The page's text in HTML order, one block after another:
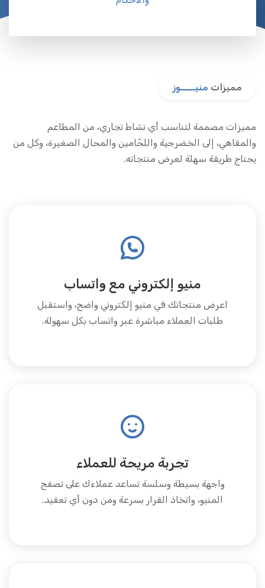
مميزات منيـــــوز
مميزات مصممة لتناسب أي نشاط تجاري، من المطاعم
والمقاهي، إلى الخضرجية واللحّامين والمحال الصغيرة، وكل من
يحتاج طريقة سهلة لعرض منتجاته.
منيو إلكتروني مع واتساب
اعرض منتجاتك في منيو إلكتروني واضح، واستقبل
طلبات العملاء مباشرة عبر واتساب بكل سهولة.
تجربة مريحة للعملاء
واجهة بسيطة وسلسة تساعد عملاءك على تصفح
المنيو، واتخاذ القرار بسرعة ومن دون أي تعقيد.